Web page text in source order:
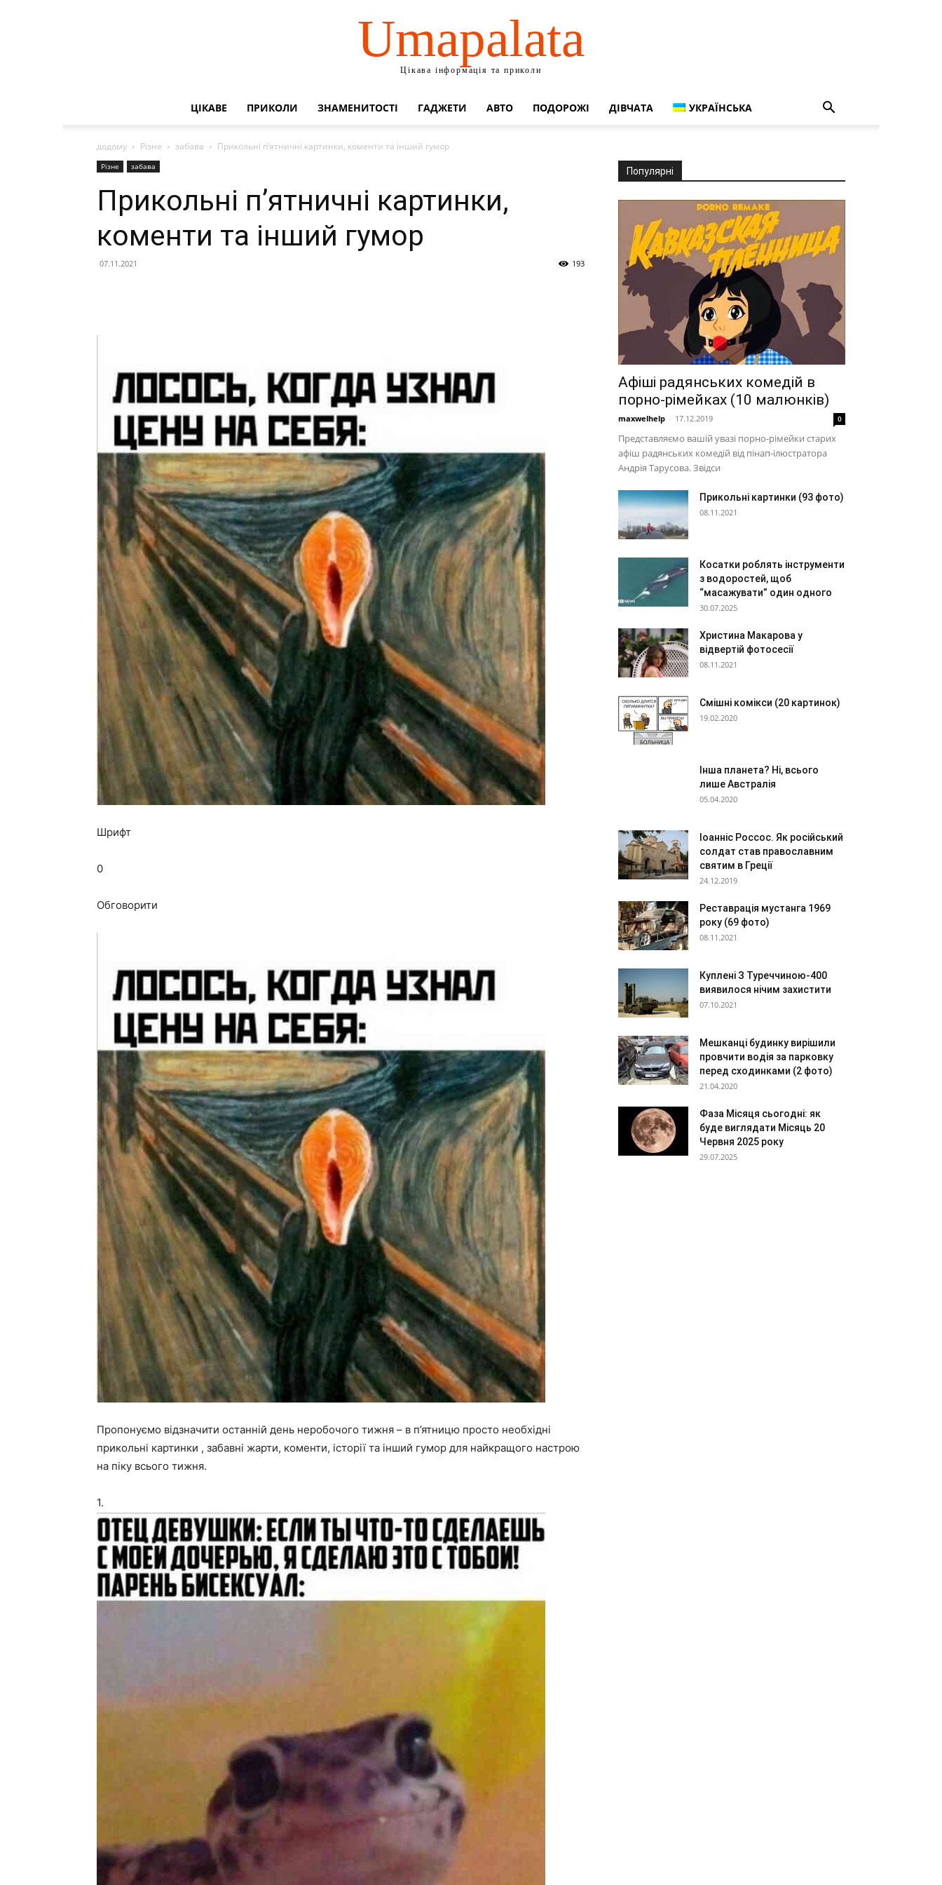
Umapalata
Цікава інформація та приколи
ЦІКАВЕ ПРИКОЛИ ЗНАМЕНИТОСТІ ГАДЖЕТИ АВТО ПОДОРОЖІ ДІВЧАТА УКРАЇНСЬКА
додому Різне забава Прикольні п’ятничні картинки, коменти та інший гумор
Різне забава
Прикольні п’ятничні картинки,
коменти та інший гумор
07.11.2021 193
Шрифт
0
Обговорити
Пропонуємо відзначити останній день неробочого тижня – в п’ятницю просто необхідні
прикольні картинки , забавні жарти, коменти, історії та інший гумор для найкращого настрою
на піку всього тижня.
1.
Популярні
Афіші радянських комедій в
порно-рімейках (10 малюнків)
maxwelhelp - 17.12.2019 0
Представляємо вашій увазі порно-рімейки старих
афіш радянських комедій від пінап-ілюстратора
Андрія Тарусова. Звідси
Прикольні картинки (93 фото)
08.11.2021
Косатки роблять інструменти
з водоростей, щоб
“масажувати” один одного
30.07.2025
Христина Макарова у
відвертій фотосесії
08.11.2021
Смішні комікси (20 картинок)
19.02.2020
Інша планета? Ні, всього
лише Австралія
05.04.2020
Іоанніс Россос. Як російський
солдат став православним
святим в Греції
24.12.2019
Реставрація мустанга 1969
року (69 фото)
08.11.2021
Куплені З Туреччиною-400
виявилося нічим захистити
07.10.2021
Мешканці будинку вирішили
провчити водія за парковку
перед сходинками (2 фото)
21.04.2020
Фаза Місяця сьогодні: як
буде виглядати Місяць 20
Червня 2025 року
29.07.2025